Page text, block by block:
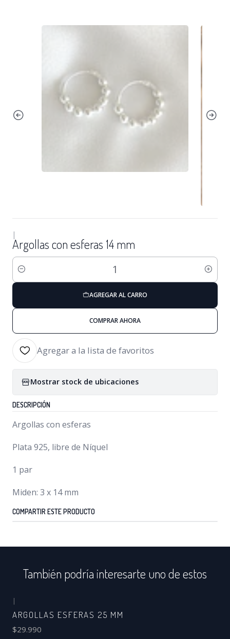
|
Argollas con esferas 14 mm
Cantidad
AGREGAR AL CARRO
COMPRAR AHORA
Agregar a la lista de favoritos
Mostrar stock de ubicaciones
DESCRIPCIÓN
Argollas con esferas
Plata 925, libre de Níquel
1 par
Miden: 3 x 14 mm
COMPARTIR ESTE PRODUCTO
También podría interesarte uno de estos
|
ARGOLLAS ESFERAS 25 MM
$29.990